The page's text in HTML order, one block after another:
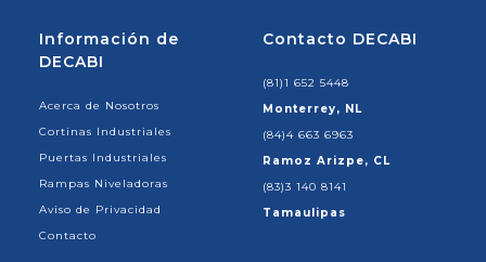
Información de
DECABI
Acerca de Nosotros
Cortinas Industriales
Puertas Industriales
Rampas Niveladoras
Aviso de Privacidad
Contacto
Contacto DECABI
(81)1 652 5448
Monterrey, NL
(84)4 663 6963
Ramoz Arizpe, CL
(83)3 140 8141
Tamaulipas